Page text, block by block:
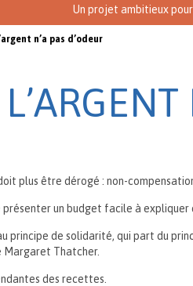
Un projet ambitieux
n’a pas d’odeur
plus être dérogé : non-
un budget facile à expliquer
principe de solidarité, qui part du
Margaret Thatcher.
des recettes.